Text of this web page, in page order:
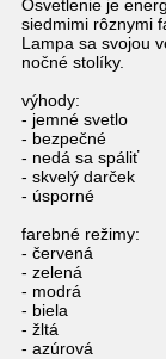
Osvetlenie je
siedmimi rôznymi
Lampa sa svojou
nočné stolíky.
výhody:
- jemné svetlo
- bezpečné
- nedá sa spáliť
- skvelý darček
- úsporné
farebné režimy:
- červená
- zelená
- modrá
- biela
- žltá
- azúrová